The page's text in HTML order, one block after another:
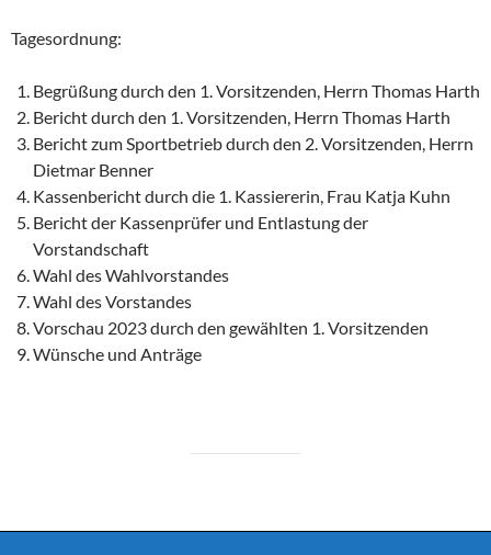
Tagesordnung:
Begrüßung durch den 1. Vorsitzenden, Herrn Thomas Harth
Bericht durch den 1. Vorsitzenden, Herrn Thomas Harth
Bericht zum Sportbetrieb durch den 2. Vorsitzenden, Herrn
Dietmar Benner
Kassenbericht durch die 1. Kassiererin, Frau Katja Kuhn
Bericht der Kassenprüfer und Entlastung der
Vorstandschaft
Wahl des Wahlvorstandes
Wahl des Vorstandes
Vorschau 2023 durch den gewählten 1. Vorsitzenden
Wünsche und Anträge